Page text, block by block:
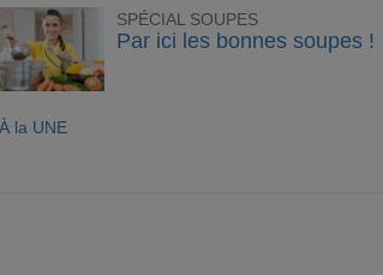
SPÉCIAL SOUPES
Par ici les bonnes soupes !
la UNE